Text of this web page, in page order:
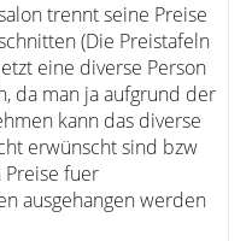
trennt seine Preise
(Die Preistafeln
eine diverse Person
da man ja aufgrund der
kann das diverse
erwünscht sind bzw
Preise fuer
ausgehangen werden